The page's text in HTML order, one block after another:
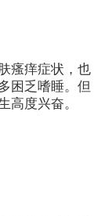
瘙痒症状，也
困乏嗜睡。但
高度兴奋。